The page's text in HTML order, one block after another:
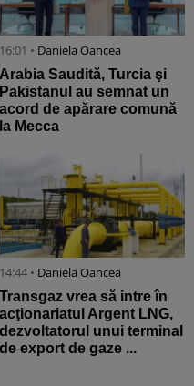
16:01 • Daniela Oancea
Arabia Saudită, Turcia şi
Pakistanul au semnat un
acord de apărare comună
la Mecca
14:44 • Daniela Oancea
Transgaz vrea să intre în
acţionariatul Argent LNG,
dezvoltatorul unui terminal
de export de gaze ...